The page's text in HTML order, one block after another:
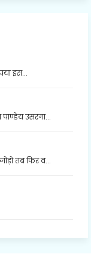
इस...
उसरगा...
तब फिर व...